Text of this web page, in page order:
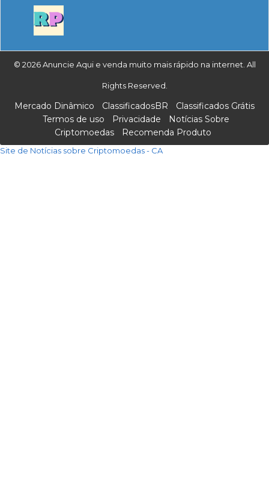
© 2026 Anuncie Aqui e venda muito mais rápido na internet. All
Rights Reserved.
Mercado Dinâmico ClassificadosBR
Classificados Grátis
Termos de uso
Privacidade
Notícias Sobre
Criptomoedas
Recomenda Produto
Site de Notícias sobre Criptomoedas - CA